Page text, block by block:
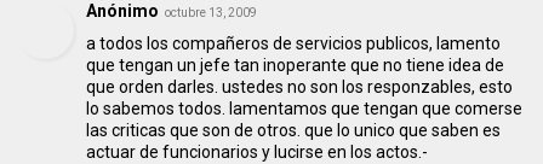
Anónimo octubre 13, 2009
a todos los compañeros de servicios publicos, lamento
que tengan un jefe tan inoperante que no tiene idea de
que orden darles. ustedes no son los responzables, esto
lo sabemos todos. lamentamos que tengan que comerse
las criticas que son de otros. que lo unico que saben es
actuar de funcionarios y lucirse en los actos.-